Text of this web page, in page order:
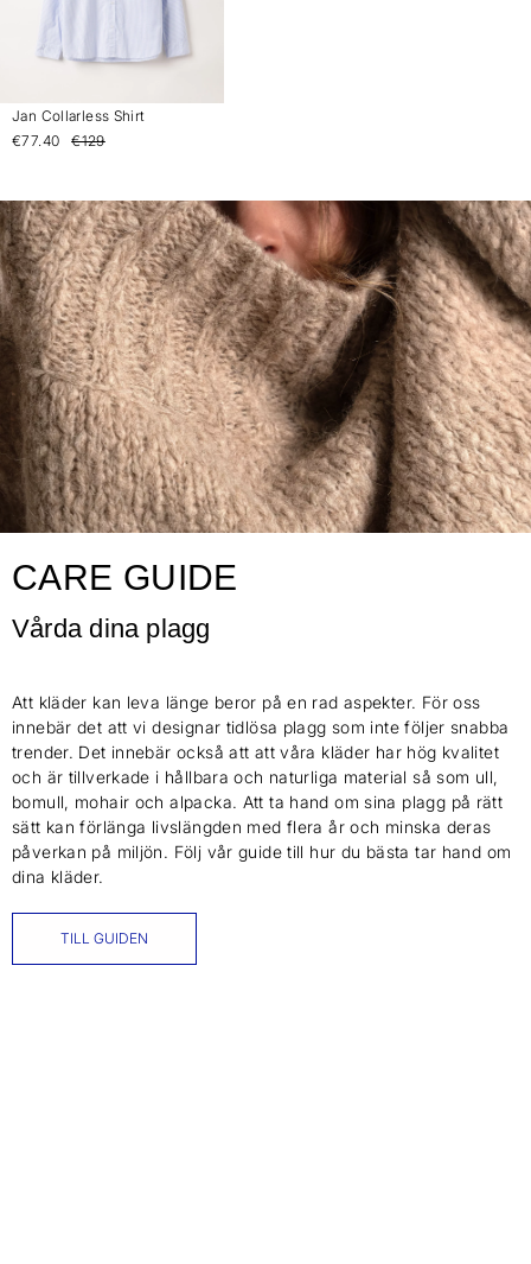
Jan Collarless Shirt
€77.40
€129
CARE GUIDE
Vårda dina plagg
Att kläder kan leva länge beror på en rad aspekter. För oss
innebär det att vi designar tidlösa plagg som inte följer snabba
trender. Det innebär också att att våra kläder har hög kvalitet
och är tillverkade i hållbara och naturliga material så som ull,
bomull, mohair och alpacka. Att ta hand om sina plagg på rätt
sätt kan förlänga livslängden med flera år och minska deras
påverkan på miljön. Följ vår guide till hur du bästa tar hand om
dina kläder.
TILL GUIDEN